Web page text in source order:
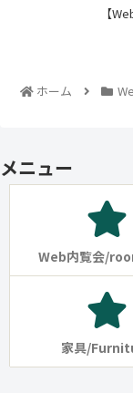
【
ホーム
メニュー
Web内覧会/
家具/